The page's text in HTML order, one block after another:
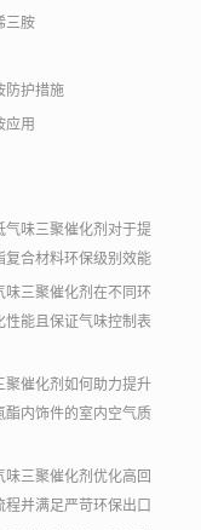
三胺
防护措施
应用
气味三聚催化剂对于提
复合材料环保级别效能
味三聚催化剂在不同环
性能且保证气味控制表
聚催化剂如何助力提升
酯内饰件的室内空气质
味三聚催化剂优化高回
程并满足严苛环保出口